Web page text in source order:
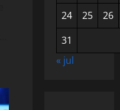
24
25
26
31
« jul